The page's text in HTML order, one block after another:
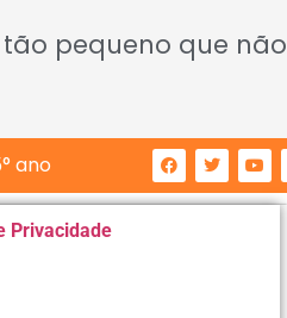
pequeno que não
ano
Privacidade